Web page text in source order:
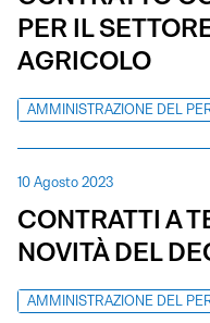
PER IL
AGRICOLO
AMMINISTRAZIONE DEL
10 Agosto 2023
CONTRATTI A
NOVITÀ DEL
AMMINISTRAZIONE DEL